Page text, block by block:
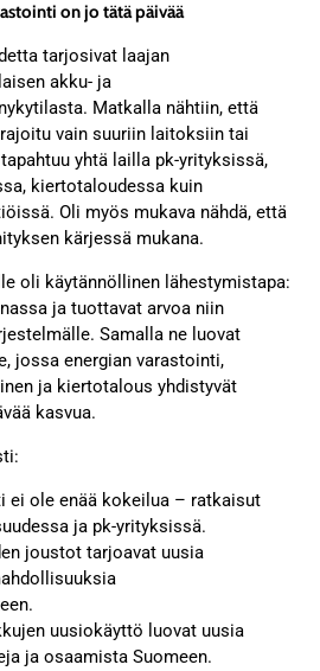
on jo tätä päivää
tarjosivat laajan
akku- ja
Matkalla nähtiin, että
vain suuriin laitoksiin tai
yhtä lailla pk-yrityksissä,
kiertotaloudessa kuin
Oli myös mukava nähdä, että
kärjessä mukana.
oli käytännöllinen lähestymistapa:
ja tuottavat arvoa niin
Samalla ne luovat
jossa energian varastointi,
ja kiertotalous yhdistyvät
kasvua.
ei ole enää kokeilua – ratkaisut
ja pk-yrityksissä.
joustot tarjoavat uusia
uusiokäyttö luovat uusia
ja osaamista Suomeen.